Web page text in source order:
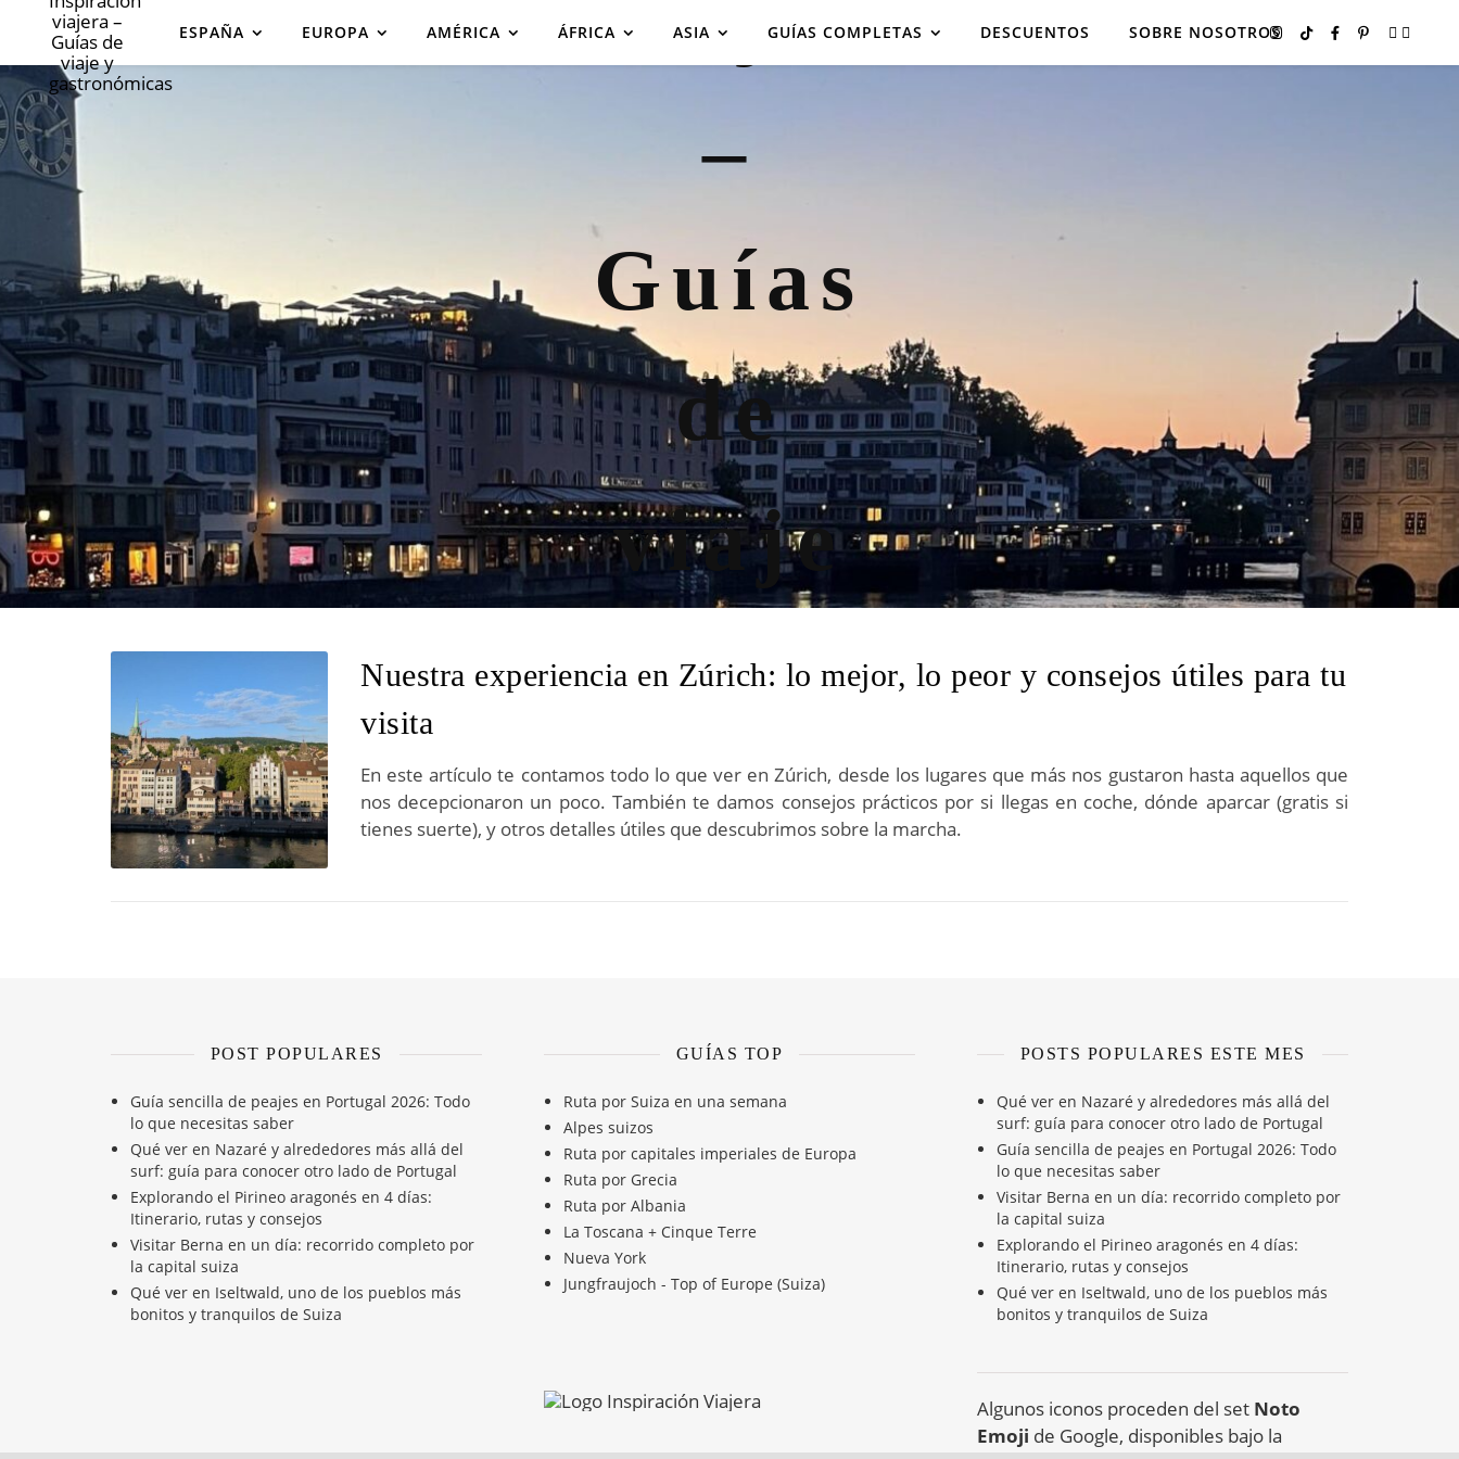
ESPAÑA EUROPA AMÉRICA ÁFRICA ASIA GUÍAS COMPLETAS DESCUENTOS SOBRE NOSOTROS
Nuestra experiencia en Zúrich: lo mejor, lo peor y consejos útiles para tu
visita
En este artículo te contamos todo lo que ver en Zúrich, desde los lugares que más nos gustaron hasta aquellos que
nos decepcionaron un poco. También te damos consejos prácticos por si llegas en coche, dónde aparcar (gratis si
tienes suerte), y otros detalles útiles que descubrimos sobre la marcha.
POST POPULARES
Guía sencilla de peajes en Portugal 2026: Todo
lo que necesitas saber
Qué ver en Nazaré y alrededores más allá del
surf: guía para conocer otro lado de Portugal
Explorando el Pirineo aragonés en 4 días:
Itinerario, rutas y consejos
Visitar Berna en un día: recorrido completo por
la capital suiza
Qué ver en Iseltwald, uno de los pueblos más
bonitos y tranquilos de Suiza
GUÍAS TOP
Ruta por Suiza en una semana
Alpes suizos
Ruta por capitales imperiales de Europa
Ruta por Grecia
Ruta por Albania
La Toscana + Cinque Terre
Nueva York
Jungfraujoch - Top of Europe (Suiza)
POSTS POPULARES ESTE MES
Qué ver en Nazaré y alrededores más allá del
surf: guía para conocer otro lado de Portugal
Guía sencilla de peajes en Portugal 2026: Todo
lo que necesitas saber
Visitar Berna en un día: recorrido completo por
la capital suiza
Explorando el Pirineo aragonés en 4 días:
Itinerario, rutas y consejos
Qué ver en Iseltwald, uno de los pueblos más
bonitos y tranquilos de Suiza
Algunos iconos proceden del set Noto
Emoji de Google, disponibles bajo la